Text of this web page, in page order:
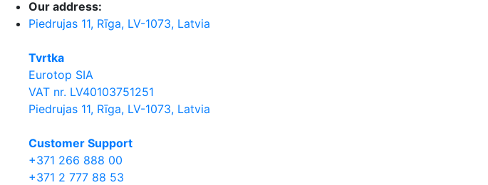
Our address:
Piedrujas 11, Rīga, LV-1073, Latvia
Tvrtka
Eurotop SIA
VAT nr. LV40103751251
Piedrujas 11, Rīga, LV-1073, Latvia
Сustomer Support
+371 266 888 00
+371 2 777 88 53